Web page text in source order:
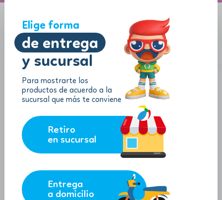
Elige forma
de entrega
y sucursal
Para mostrarte los
productos de acuerdo a la
sucursal que más te conviene
Retiro
en sucursal
Entrega
a domicilio